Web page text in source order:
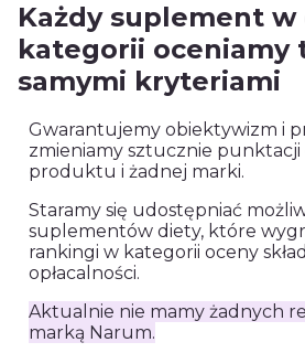
Każdy suplement w
kategorii oceniamy
samymi kryteriami
Gwarantujemy obiektywizm i
zmieniamy sztucznie punktacji
produktu i żadnej marki.
Staramy się udostępniać
suplementów diety, które
rankingi w kategorii oceny
opłacalności.
Aktualnie nie mamy żadnych
marką Narum.